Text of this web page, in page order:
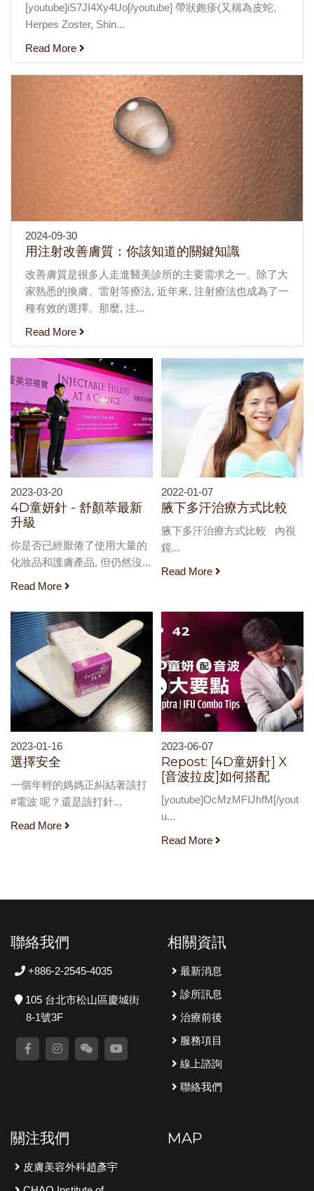
[youtube]iS7JI4Xy4Uo[/youtube] 帶狀皰疹(又稱為皮蛇,
Herpes Zoster, Shin...
Read More
2024-09-30
用注射改善膚質：你該知道的關鍵知識
改善膚質是很多人走進醫美診所的主要需求之一。除了大
家熟悉的換膚、雷射等療法, 近年來, 注射療法也成為了一
種有效的選擇。那麼, 注...
Read More
2023-03-20
4D童妍針 - 舒顏萃最新
升級
你是否已經厭倦了使用大量的
化妝品和護膚產品, 但仍然沒...
Read More
2022-01-07
腋下多汗治療方式比較
腋下多汗治療方式比較 內視
鏡...
Read More
2023-01-16
選擇安全
一個年輕的媽媽正糾結著該打
#電波 呢？還是該打針...
Read More
2023-06-07
Repost: [4D童妍針] X
[音波拉皮]如何搭配
[youtube]OcMzMFIJhfM[/yout
u...
Read More
聯絡我們
+886-2-2545-4035
105 台北市松山區慶城街
8-1號3F
相關資訊
最新消息
診所訊息
治療前後
服務項目
線上諮詢
聯絡我們
關注我們
皮膚美容外科趙彥宇
MAP